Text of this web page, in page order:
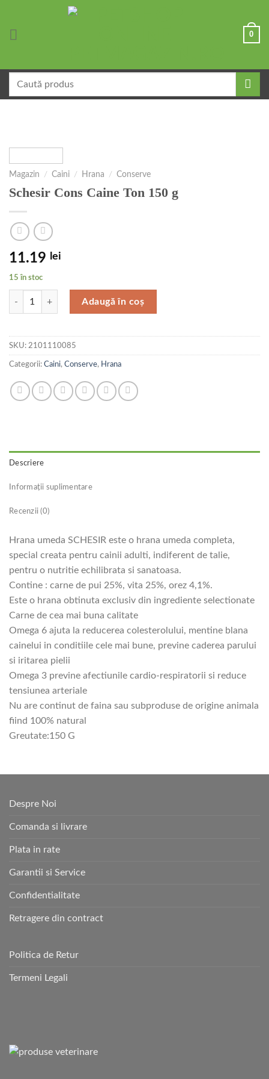
0
după:
Magazin / Caini / Hrana / Conserve
Schesir Cons Caine Ton 150 g
11.19 lei
15 în stoc
Cantitate Schesir Cons Caine Ton 150 g
Adaugă în coș
SKU: 2101110085
Categorii: Caini, Conserve, Hrana
Descriere
Informații suplimentare
Recenzii (0)
Hrana umeda SCHESIR este o hrana umeda completa,
special creata pentru cainii adulti, indiferent de talie,
pentru o nutritie echilibrata si sanatoasa.
Contine : carne de pui 25%, vita 25%, orez 4,1%.
Este o hrana obtinuta exclusiv din ingrediente selectionate
Carne de cea mai buna calitate
Omega 6 ajuta la reducerea colesterolului, mentine blana
cainelui in conditiile cele mai bune, previne caderea parului
si iritarea pielii
Omega 3 previne afectiunile cardio-respiratorii si reduce
tensiunea arteriale
Nu are continut de faina sau subproduse de origine animala
fiind 100% natural
Greutate:150 G
Despre Noi
Comanda si livrare
Plata in rate
Garantii si Service
Confidentialitate
Retragere din contract
Politica de Retur
Termeni Legali